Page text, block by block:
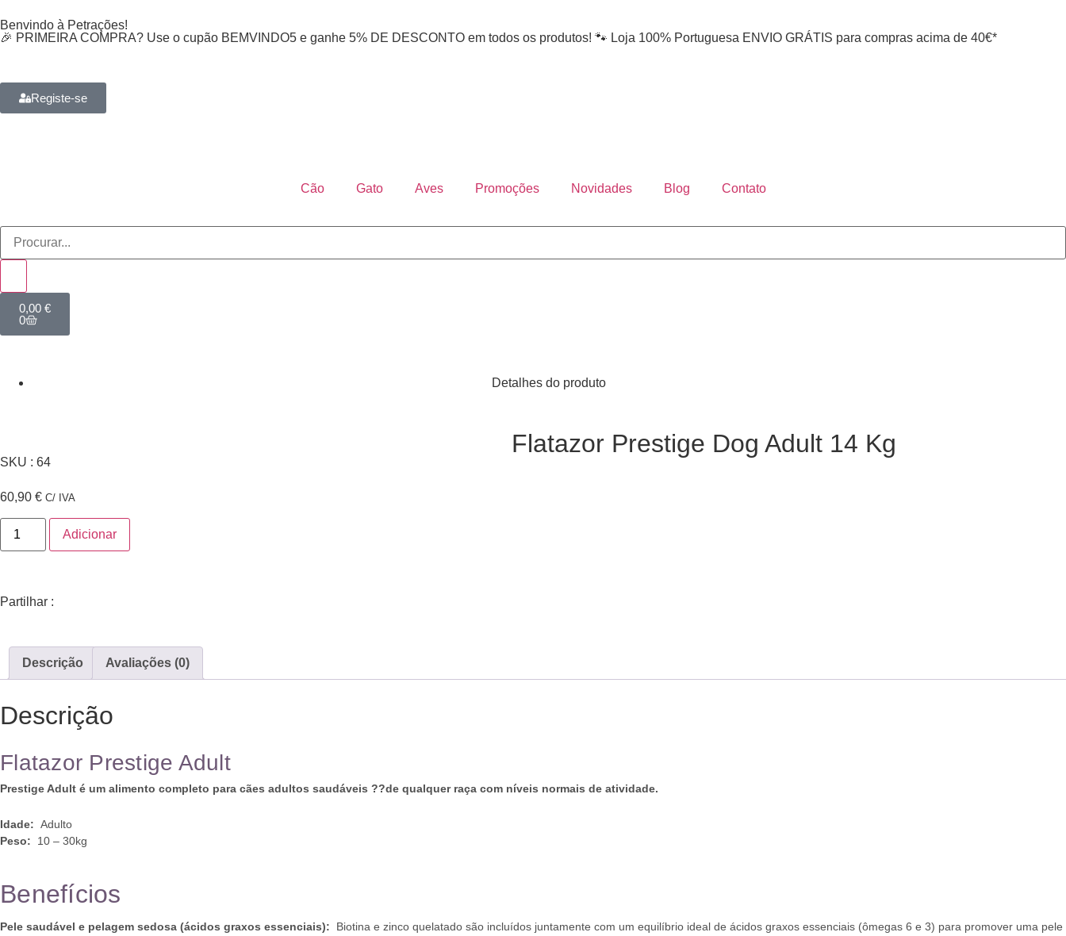
Benvindo à Petrações!
🎉 PRIMEIRA COMPRA? Use o cupão BEMVINDO5 e ganhe 5% DE DESCONTO em todos os produtos! 🐾 Loja 100% Portuguesa ENVIO GRÁTIS para compras acima de 40€*
Registe-se
Cão Gato Aves Promoções Novidades Blog Contato
0,00 €
0
Detalhes do produto
Flatazor Prestige Dog Adult 14 Kg
SKU : 64
60,90 € C/ IVA
Adicionar
Partilhar :
Descrição Avaliações (0)
Descrição
Flatazor Prestige Adult
Prestige Adult é um alimento completo para cães adultos saudáveis ??de qualquer raça com níveis normais de atividade.
Idade: Adulto
Peso:
10 – 30kg
Benefícios
Pele saudável e pelagem sedosa (ácidos graxos essenciais):
Biotina e zinco quelatado são incluídos juntamente com um equilíbrio ideal de ácidos graxos essenciais (ômegas 6 e 3) para promover uma pele